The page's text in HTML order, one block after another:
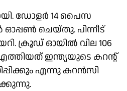
ഡോളർ 14 പൈസ
ഓപ്പൺ ചെയ്തു. പിന്നീട്
ക്രൂഡ് ഓയിൽ വില 106
ഇന്ത്യയുടെ കറൻ്റ്
എന്നു കറൻസി